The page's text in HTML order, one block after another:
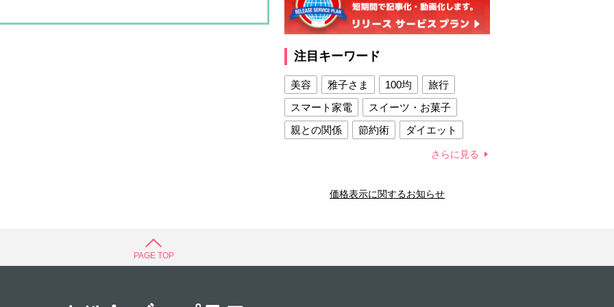
注目キーワード
美容 雅子さま 100均
旅行
スマート家電
スイーツ・お菓子
親との関係
節約術
ダイエット
夫との関係
新津春子 どか食い
さらに見る
価格表示に関するお知らせ
PAGE TOP